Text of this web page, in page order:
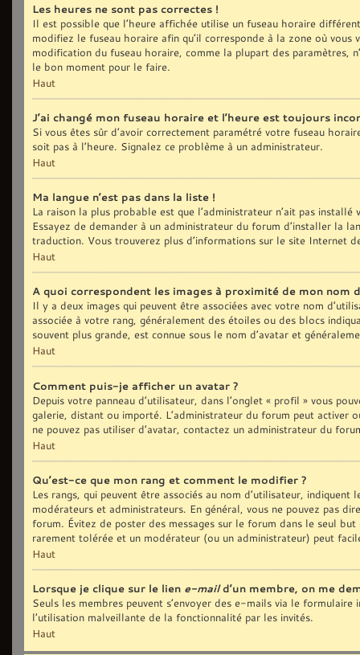
Les heures ne sont pas correctes !
Il est possible que l’heure affichée utilise un fuseau horaire
modifiez le fuseau horaire afin qu’il corresponde à la zone où
modification du fuseau horaire, comme la plupart des paramètres,
le bon moment pour le faire.
Haut
J’ai changé mon fuseau horaire et l’heure est toujours
Si vous êtes sûr d’avoir correctement paramétré votre fuseau
soit pas à l’heure. Signalez ce problème à un administrateur.
Haut
Ma langue n’est pas dans la liste !
La raison la plus probable est que l’administrateur n’ait pas
Essayez de demander à un administrateur du forum d’installer la
traduction. Vous trouverez plus d’informations sur le site Internet
Haut
A quoi correspondent les images à proximité de mon nom
Il y a deux images qui peuvent être associées avec votre nom
associée à votre rang, généralement des étoiles ou des blocs
souvent plus grande, est connue sous le nom d’avatar et
Haut
Comment puis-je afficher un avatar ?
Depuis votre panneau d’utilisateur, dans l’onglet « profil » vous
galerie, distant ou importé. L’administrateur du forum peut activer
ne pouvez pas utiliser d’avatar, contactez un administrateur du
Haut
Qu’est-ce que mon rang et comment le modifier ?
Les rangs, qui peuvent être associés au nom d’utilisateur,
modérateurs et administrateurs. En général, vous ne pouvez pas
forum. Évitez de poster des messages sur le forum dans le seul
rarement tolérée et un modérateur (ou un administrateur) peut
Haut
Lorsque je clique sur le lien e-maild’un membre, on me
Seuls les membres peuvent s’envoyer des e-mails via le
l’utilisation malveillante de la fonctionnalité par les invités.
Haut